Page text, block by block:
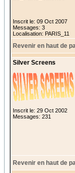
Inscrit le: 09 Oct 2007
Messages: 3
Localisation: PARIS_11
Revenir en haut de
Silver Screens
Inscrit le: 29 Oct 2002
Messages: 231
Revenir en haut de